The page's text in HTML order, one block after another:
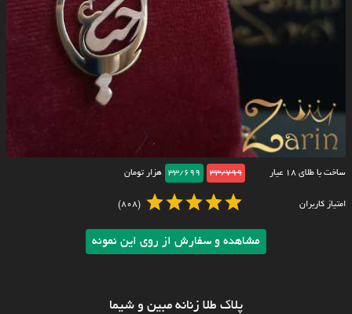
ساخت با طلای ۱۸ عیار 33/799
33/699 هزار تومان
امتیاز کاربران (808)
مشاهده و سفارش از روی این نمونه
پلاک طلا زنانه مبین و شیما